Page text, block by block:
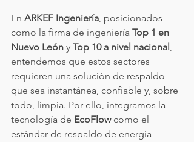
En ARKEF Ingeniería, posicionados
como la firma de ingeniería Top 1 en
Nuevo León y Top 10 a nivel nacional ,
entendemos que estos sectores
requieren una solución de respaldo
que sea instantánea, confiable y, sobre
todo, limpia. Por ello, integramos la
tecnología de EcoFlow como el
estándar de respaldo de energía